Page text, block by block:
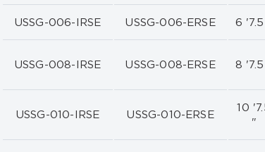
USSG-006-IRSE USSG-006-ERSE 6
USSG-008-IRSE USSG-008-ERSE 8
USSG-010-IRSE USSG-010-ERSE
10
"